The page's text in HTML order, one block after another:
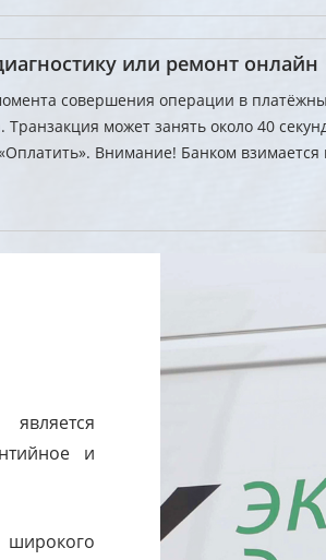
или ремонт онлайн
совершения операции в
может занять около 40
Внимание! Банком взимается
и